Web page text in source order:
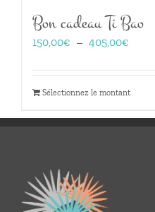
Bon cadeau Ti Bao
150,00€ – 405,00€
à
Sélectionnez le montant